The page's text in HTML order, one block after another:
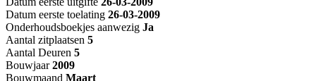
Datum eerste toelating 26-03-2009
Onderhoudsboekjes aanwezig Ja
Aantal zitplaatsen 5
Aantal Deuren 5
Bouwjaar 2009
Bouwmaand Maart